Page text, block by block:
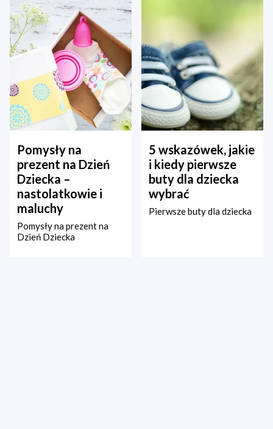
Pomysły na
prezent na Dzień
Dziecka –
nastolatkowie i
maluchy
Pomysły na prezent na
Dzień Dziecka
5 wskazówek, jakie
i kiedy pierwsze
buty dla dziecka
wybrać
Pierwsze buty dla dziecka